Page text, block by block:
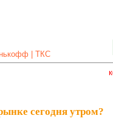
| ТКС
сегодня утром?